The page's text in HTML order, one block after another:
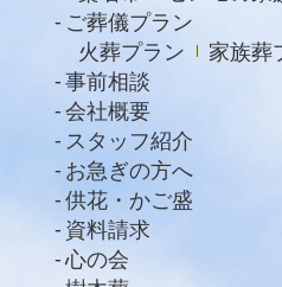
2021年1月
2020年12月
2020年11月
2020年10月
2020年9月
2020年8月
2020年7月
ご葬儀プラン
火葬プラン
家族葬
事前相談
会社概要
スタッフ紹介
お急ぎの方へ
供花・かご盛
資料請求
心の会